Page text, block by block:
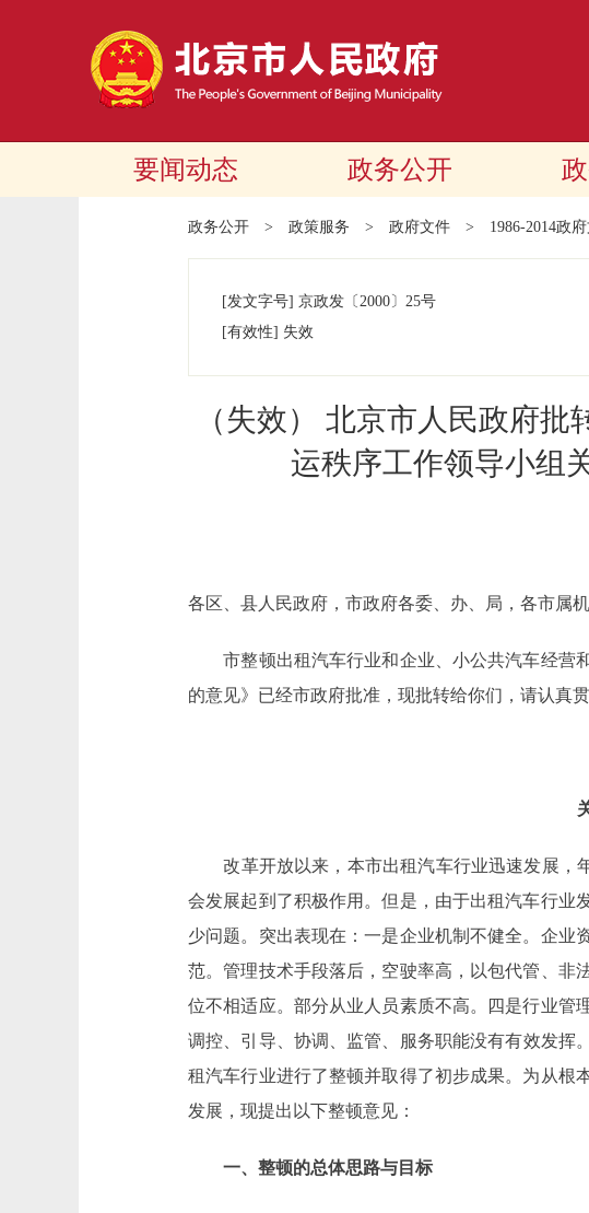
要闻动态 政务公开
政务公开 > 政策服务 > 政府文件 > 1986-2014政
[发文字号] 京政发 〔2000〕 25号
[有效性] 失效
（失效） 北京市人民政府
运秩序工作领导小组
各区、县人民政府，市政府各委、办、局，各市属机
市整顿出租汽车行业和企业、小公共汽车经营和
的意见》已经市政府批准，现批转给你们，请认真贯
改革开放以来，本市出租汽车行业迅速发展，年
会发展起到了积极作用。但是，由于出租汽车行业
少问题。突出表现在：一是企业机制不健全。企业
范。管理技术手段落后，空驶率高，以包代管、非
位不相适应。部分从业人员素质不高。四是行业管
调控、引导、协调、监管、服务职能没有有效发挥
租汽车行业进行了整顿并取得了初步成果。为从根
发展，现提出以下整顿意见：
一、整顿的总体思路与目标